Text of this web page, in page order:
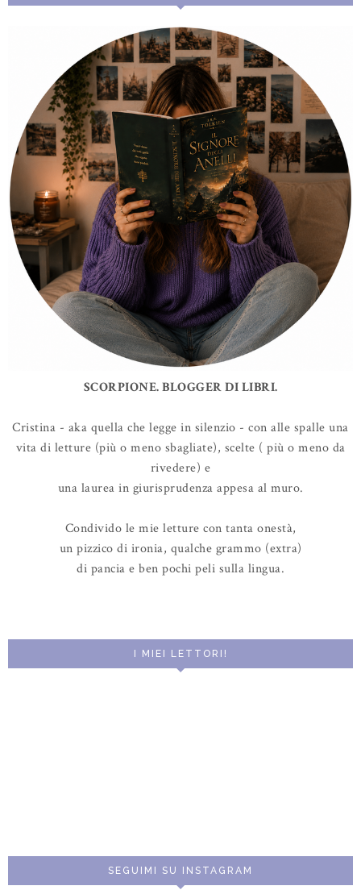
SCORPIONE. BLOGGER DI LIBRI.
Cristina - aka quella che legge in silenzio - con alle spalle una
vita di letture (più o meno sbagliate), scelte ( più o meno da
rivedere) e
una laurea in giurisprudenza appesa al muro.
Condivido le mie letture con tanta onestà,
un pizzico di ironia, qualche grammo (extra)
di pancia e ben pochi peli sulla lingua.
I MIEI LETTORI!
SEGUIMI SU INSTAGRAM